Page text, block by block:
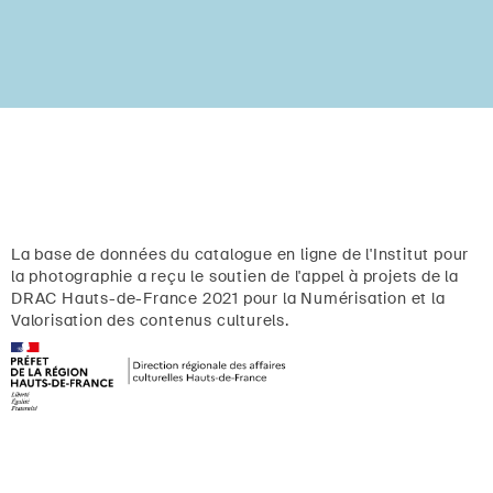
La base de données du catalogue en ligne de l'Institut pour
la photographie a reçu le soutien de l'appel à projets de la
DRAC Hauts-de-France 2021 pour la Numérisation et la
Valorisation des contenus culturels.